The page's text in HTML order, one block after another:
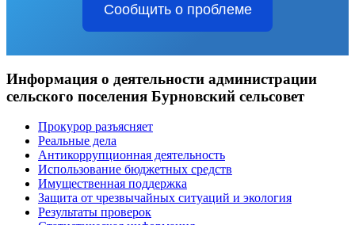
Сообщить о проблеме
Информация о деятельности администрации
сельского поселения Бурновский сельсовет
Прокурор разъясняет
Реальные дела
Антикоррупционная деятельность
Использование бюджетных средств
Имущественная поддержка
Защита от чрезвычайных ситуаций и экология
Результаты проверок